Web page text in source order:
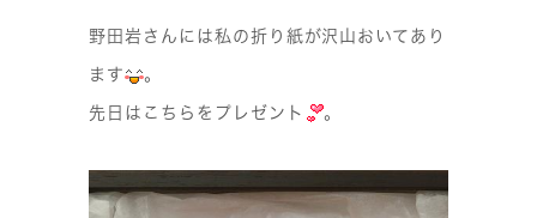
野田岩さんには私の折り紙が沢山おいてあり
ます 。
先日はこちらをプレゼント 。